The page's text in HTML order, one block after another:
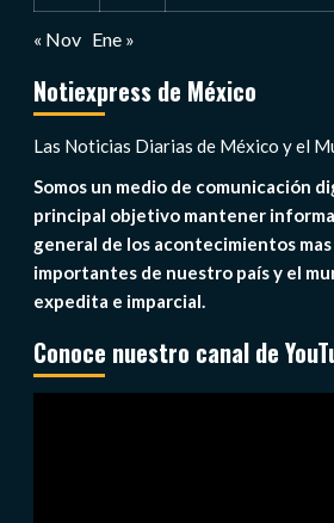
« Nov Ene »
Notiexpress de México
Las Noticias Diarias de México y el
Somos un medio de comunicación
principal objetivo mantener
general de los acontecimientos
importantes de nuestro país y el
expedita e imparcial.
Conoce nuestro canal de